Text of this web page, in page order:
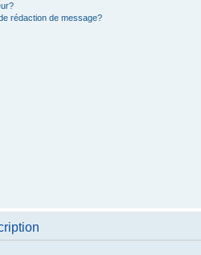
rédaction de message?